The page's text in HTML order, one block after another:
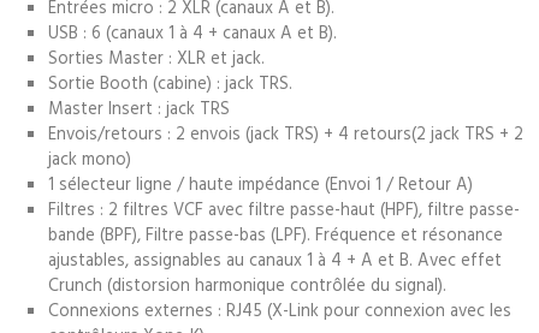
Entrées micro : 2 XLR (canaux A et B).
USB : 6 (canaux 1 à 4 + canaux A et B).
Sorties Master : XLR et jack.
Sortie Booth (cabine) : jack TRS.
Master Insert : jack TRS
Envois/retours : 2 envois (jack TRS) + 4 retours(2 jack TRS + 2
jack mono)
1 sélecteur ligne / haute impédance (Envoi 1 / Retour A)
Filtres : 2 filtres VCF avec filtre passe-haut (HPF), filtre passe-
bande (BPF), Filtre passe-bas (LPF). Fréquence et résonance
ajustables, assignables au canaux 1 à 4 + A et B. Avec effet
Crunch (distorsion harmonique contrôlée du signal).
Connexions externes : RJ45 (X-Link pour connexion avec les